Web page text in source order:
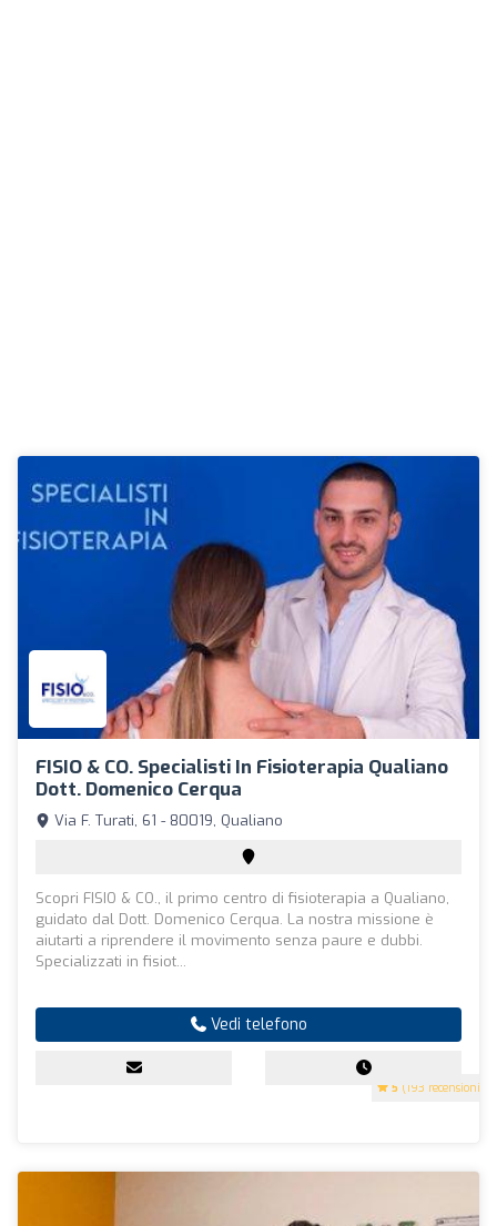
FISIO & CO. Specialisti In Fisioterapia Qualiano
Dott. Domenico Cerqua
5 (193 recensioni)
Via F. Turati, 61 - 80019, Qualiano
Scopri FISIO & CO., il primo centro di fisioterapia a Qualiano,
guidato dal Dott. Domenico Cerqua. La nostra missione è
aiutarti a riprendere il movimento senza paure e dubbi.
Specializzati in fisiot...
Vedi telefono